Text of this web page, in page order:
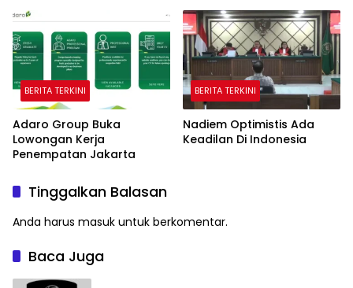
BERITA TERKINI
Adaro Group Buka
Lowongan Kerja
Penempatan Jakarta
BERITA TERKINI
Nadiem Optimistis Ada
Keadilan Di Indonesia
Tinggalkan Balasan
Anda harus masuk untuk berkomentar.
Baca Juga